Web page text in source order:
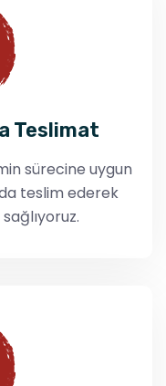
Teslimat
sürecine uygun
teslim ederek